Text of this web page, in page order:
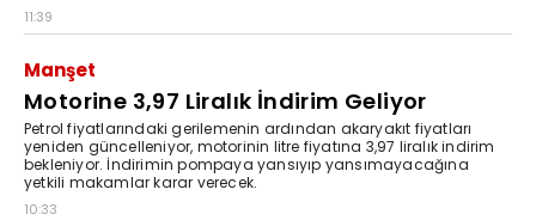
11:39
Manşet
Motorine 3,97 Liralık İndirim Geliyor
Petrol fiyatlarındaki gerilemenin ardından akaryakıt fiyatları
yeniden güncelleniyor, motorinin litre fiyatına 3,97 liralık indirim
bekleniyor. İndirimin pompaya yansıyıp yansımayacağına
yetkili makamlar karar verecek.
10:33